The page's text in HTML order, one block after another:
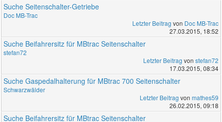
Suche Seitenschalter-Getriebe
Doc MB-Trac
Letzter Beitrag von Doc MB-Trac
27.03.2015, 18:52
Suche Beifahrersitz für MBtrac Seitenschalter
stefan72
Letzter Beitrag von stefan72
17.03.2015, 08:34
Suche Gaspedalhalterung für MBtrac 700 Seitenschalter
Schwarzwälder
Letzter Beitrag von mathes59
26.02.2015, 09:18
Suche Beifahrersitz für MBtrac Seitenschalter